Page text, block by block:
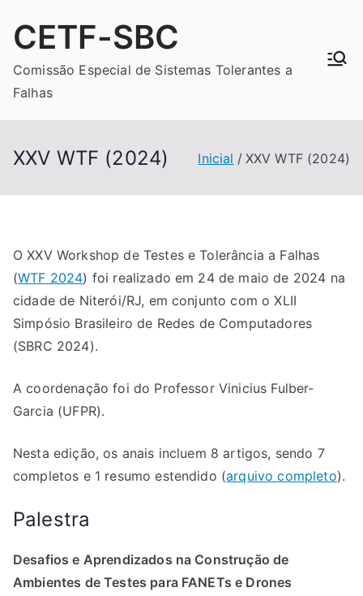
para
conteúdo
CETF-SBC
Comissão Especial de Sistemas Tolerantes a
Falhas
XXV WTF (2024) Inicial XXV WTF (2024)
O XXV Workshop de Testes e Tolerância a Falhas
(WTF 2024) foi realizado em 24 de maio de 2024 na
cidade de Niterói/RJ, em conjunto com o XLII
Simpósio Brasileiro de Redes de Computadores
(SBRC 2024).
A coordenação foi do Professor Vinicius Fulber-
Garcia (UFPR).
Nesta edição, os anais incluem 8 artigos, sendo 7
completos e 1 resumo estendido (arquivo completo).
Palestra
Desafios e Aprendizados na Construção de
Ambientes de Testes para FANETs e Drones